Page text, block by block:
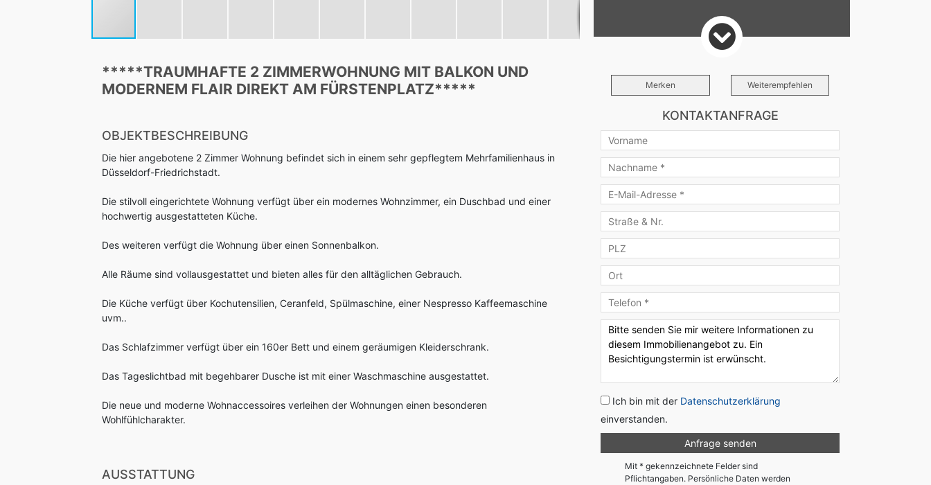
Zustand Badezimmer saniert
Pauschalmiete pro
Pauschalmiete 1.700 €
Kaution 3.400 €
*****TRAUMHAFTE 2 ZIMMERWOHNUNG MIT BALKON UND
MODERNEM FLAIR DIREKT AM FÜRSTENPLATZ*****
OBJEKTBESCHREIBUNG
Die hier angebotene 2 Zimmer Wohnung befindet sich in einem sehr gepflegtem Mehrfamilienhaus in
Düsseldorf-Friedrichstadt.
Die stilvoll eingerichtete Wohnung verfügt über ein modernes Wohnzimmer, ein Duschbad und einer
hochwertig ausgestatteten Küche.
Des weiteren verfügt die Wohnung über einen Sonnenbalkon.
Alle Räume sind vollausgestattet und bieten alles für den alltäglichen Gebrauch.
Die Küche verfügt über Kochutensilien, Ceranfeld, Spülmaschine, einer Nespresso Kaffeemaschine
uvm..
Das Schlafzimmer verfügt über ein 160er Bett und einem geräumigen Kleiderschrank.
Das Tageslichtbad mit begehbarer Dusche ist mit einer Waschmaschine ausgestattet.
Die neue und moderne Wohnaccessoires verleihen der Wohnungen einen besonderen
Wohlfühlcharakter.
AUSSTATTUNG
Merken Weiterempfehlen
KONTAKTANFRAGE
Ich bin mit der Datenschutzerklärung
einverstanden.
Mit * gekennzeichnete Felder sind
Pflichtangaben. Persönliche Daten werden